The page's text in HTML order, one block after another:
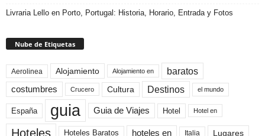
Livraria Lello en Porto, Portugal: Historia, Horario, Entrada y Fotos
Nube de Etiquetas
Aerolinea Alojamiento Alojamiento en baratos
costumbres Crucero Cultura Destinos el mundo
España guia Guia de Viajes Hotel Hotel en
Hoteles Hoteles Baratos hoteles en Italia Lugares